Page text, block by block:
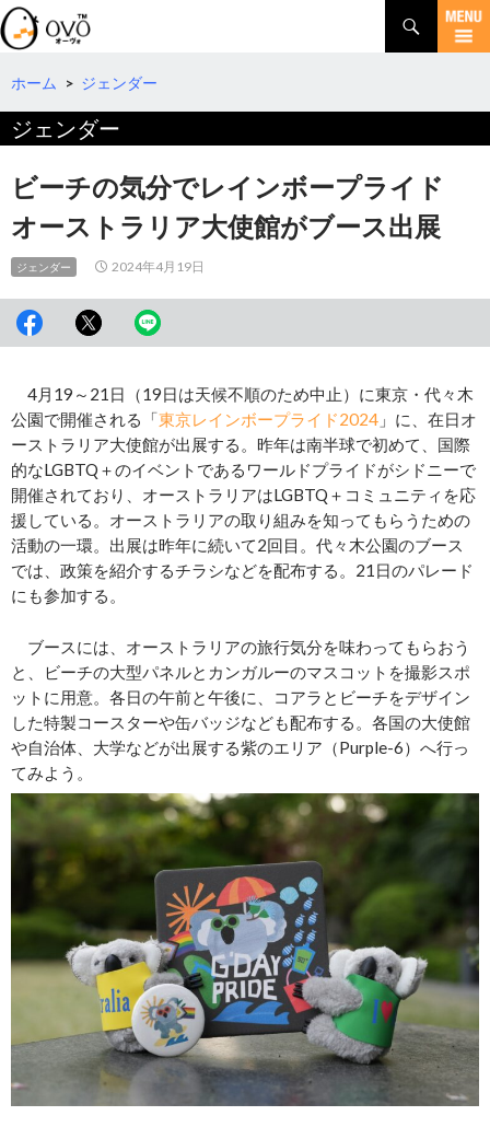
検
索
コ
テ
ツ
へ
ホーム > ジェンダー
ジェンダー
ビーチの気分でレインボープライド
オーストラリア大使館がブース出展
ジェンダー 2024年4月19日
4月19～21日（19日は天候不順のため中止）に東京・代々木
公園で開催される「東京レインボープライド2024 」に、在日オ
ーストラリア大使館が出展する。昨年は南半球で初めて、国際
的なLGBTQ＋のイベントであるワールドプライドがシドニーで
開催されており、オーストラリアはLGBTQ＋コミュニティを応
援している。オーストラリアの取り組みを知ってもらうための
活動の一環。出展は昨年に続いて2回目。代々木公園のブース
では、政策を紹介するチラシなどを配布する。21日のパレード
にも参加する。
ブースには、オーストラリアの旅行気分を味わってもらおう
と、ビーチの大型パネルとカンガルーのマスコットを撮影スポ
ットに用意。各日の午前と午後に、コアラとビーチをデザイン
した特製コースターや缶バッジなども配布する。各国の大使館
や自治体、大学などが出展する紫のエリア（Purple-6）へ行っ
てみよう。